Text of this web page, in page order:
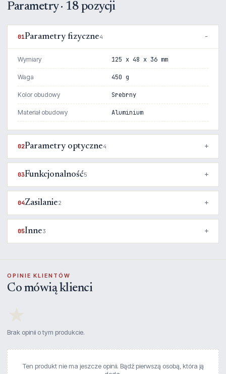
Parametry · 18 pozycji
01Parametry fizyczne4
Wymiary 125 x 48 x 36 mm
Waga 450 g
Kolor obudowy Srebrny
Materiał obudowy Aluminium
02Parametry optyczne4
03Funkcjonalność5
04Zasilanie2
05Inne3
OPINIE KLIENTÓW
Co mówią klienci
Brak opinii o tym produkcie.
Ten produkt nie ma jeszcze opinii. Bądź pierwszą osobą, która ją